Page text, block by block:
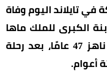
في تايلاند اليوم وفاة
الكبرى للملك ماها
فاجيرالونكورن، عن عمر ناهز 47 عامًا، بعد رحلة
أعوام.